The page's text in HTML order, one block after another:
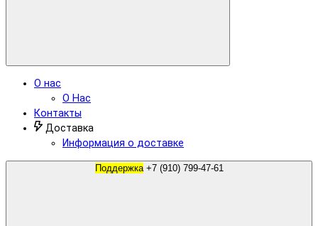
О нас
О Нас
Контакты
Доставка
Информация о доставке
Поддержка +7 (910) 799-47-61